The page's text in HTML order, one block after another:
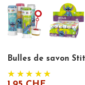
Bulles de savon